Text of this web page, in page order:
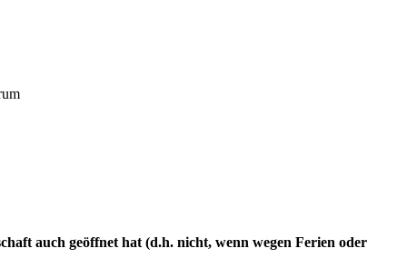
auch geöffnet hat (d.h. nicht, wenn wegen Ferien oder